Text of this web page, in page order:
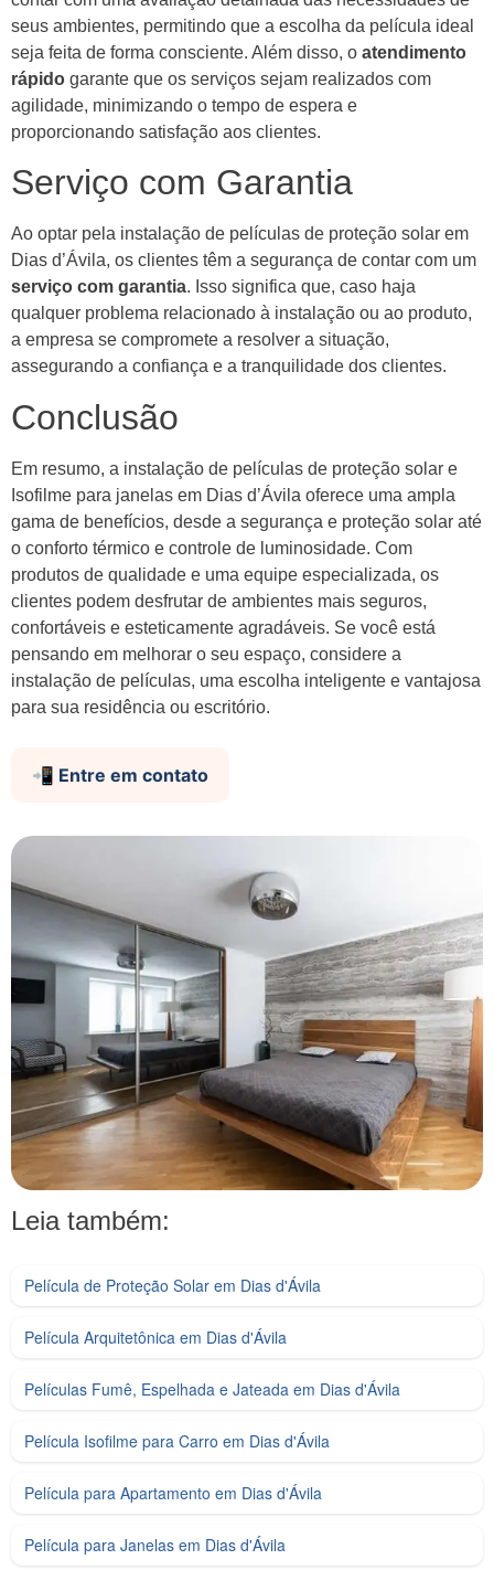
seus ambientes, permitindo que a escolha da película ideal
seja feita de forma consciente. Além disso, o atendimento
rápido garante que os serviços sejam realizados com
agilidade, minimizando o tempo de espera e
proporcionando satisfação aos clientes.
Serviço com Garantia
Ao optar pela instalação de películas de proteção solar em
Dias d’Ávila, os clientes têm a segurança de contar com um
serviço com garantia. Isso significa que, caso haja
qualquer problema relacionado à instalação ou ao produto,
a empresa se compromete a resolver a situação,
assegurando a confiança e a tranquilidade dos clientes.
Conclusão
Em resumo, a instalação de películas de proteção solar e
Isofilme para janelas em Dias d’Ávila oferece uma ampla
gama de benefícios, desde a segurança e proteção solar até
o conforto térmico e controle de luminosidade. Com
produtos de qualidade e uma equipe especializada, os
clientes podem desfrutar de ambientes mais seguros,
confortáveis e esteticamente agradáveis. Se você está
pensando em melhorar o seu espaço, considere a
instalação de películas, uma escolha inteligente e vantajosa
para sua residência ou escritório.
📲 Entre em contato
Leia também:
Película de Proteção Solar em Dias d'Ávila
Película Arquitetônica em Dias d'Ávila
Películas Fumê, Espelhada e Jateada em Dias d'Ávila
Película Isofilme para Carro em Dias d'Ávila
Película para Apartamento em Dias d'Ávila
Película para Janelas em Dias d'Ávila